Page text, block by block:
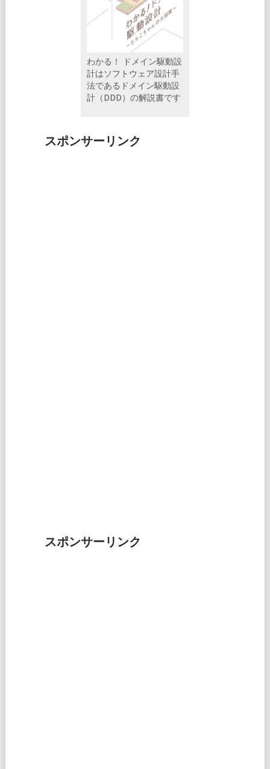
わかる！ ドメイン駆動設
計はソフトウェア設計手
法であるドメイン駆動設
計（DDD）の解説書です
スポンサーリンク
スポンサーリンク